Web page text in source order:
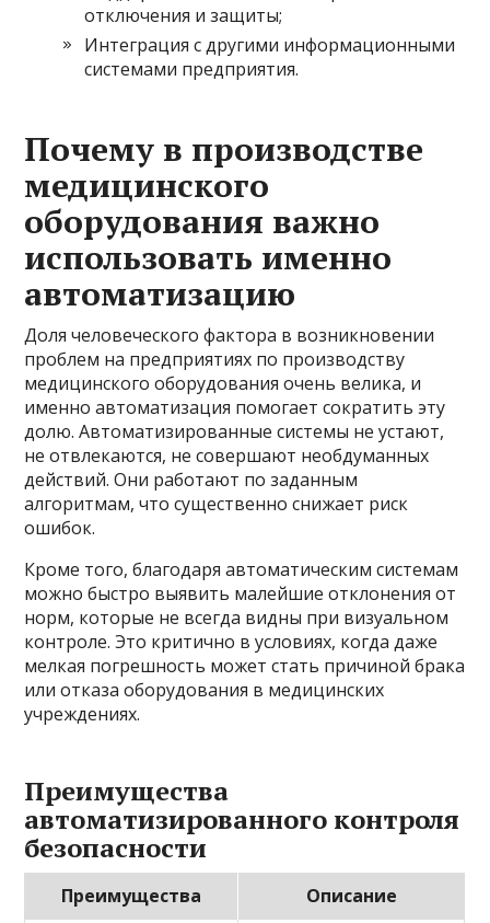
отключения и защиты;
Интеграция с другими информационными
системами предприятия.
Почему в производстве
медицинского
оборудования важно
использовать именно
автоматизацию
Доля человеческого фактора в возникновении
проблем на предприятиях по производству
медицинского оборудования очень велика, и
именно автоматизация помогает сократить эту
долю. Автоматизированные системы не устают,
не отвлекаются, не совершают необдуманных
действий. Они работают по заданным
алгоритмам, что существенно снижает риск
ошибок.
Кроме того, благодаря автоматическим системам
можно быстро выявить малейшие отклонения от
норм, которые не всегда видны при визуальном
контроле. Это критично в условиях, когда даже
мелкая погрешность может стать причиной брака
или отказа оборудования в медицинских
учреждениях.
Преимущества
автоматизированного контроля
безопасности
Преимущества
Описание